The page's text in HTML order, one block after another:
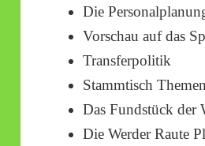
Die
Vorschau auf das
Transferpolitik
Stammtisch Themen
Das Fundstück der
Die Werder Raute